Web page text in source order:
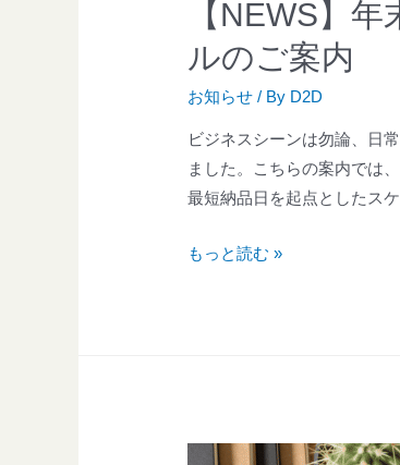
【NEWS】
ルのご案内
お知らせ / By D2D
ビジネスシーンは勿論、日
ました。こちらの案内では
最短納品日を起点としたス
もっと読む »